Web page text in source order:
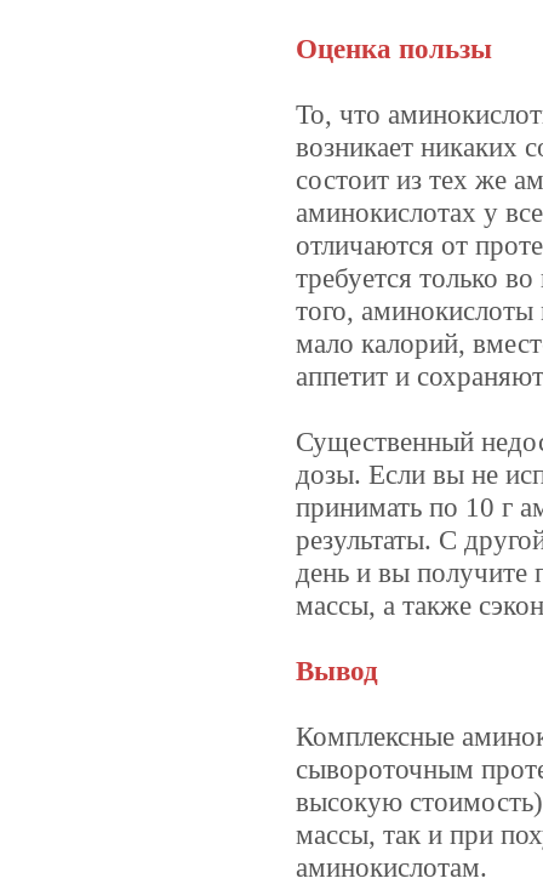
Оценка пользы
То, что
возникает никаких
состоит из тех же
аминокислотах у
отличаются от
требуется только
того, аминокислоты
мало калорий,
аппетит и
Существенный
дозы. Если вы не
принимать по 10 г
результаты. С
день и вы получите
массы, а также
Вывод
Комплексные
сывороточным
высокую
массы, так и при
аминокислотам.